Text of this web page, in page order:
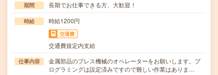
期間 長期でお仕事できる方、大歓迎！
時給 時給1200円
交通費
交通費規定内支給
仕事内容
金属部品のプレス機械のオペレーターをお願いします。プ
ログラミングは設定済みですので難しい作業はありま…